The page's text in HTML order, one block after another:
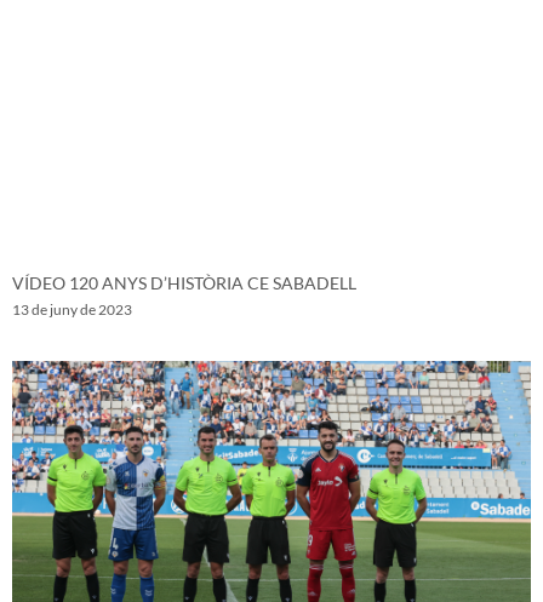
VÍDEO 120 ANYS D’HISTÒRIA CE SABADELL
13 de juny de 2023